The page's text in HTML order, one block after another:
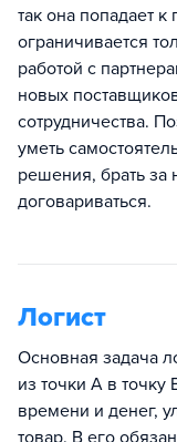
так она попадает
ограничивается
работой с
новых
сотрудничества.
уметь
решения, брать за
договариваться.
Логист
Основная задача
из точки А в
времени и денег,
товар. В его